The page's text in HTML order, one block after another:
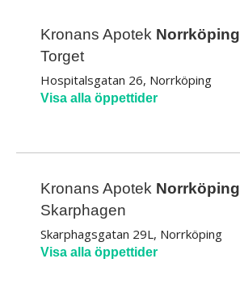
Kronans Apotek Norrköping
Torget
Hospitalsgatan 26, Norrköping
Visa alla öppettider
Kronans Apotek Norrköping
Skarphagen
Skarphagsgatan 29L, Norrköping
Visa alla öppettider